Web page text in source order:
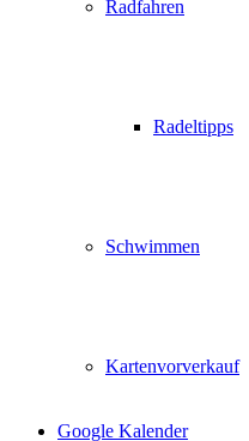
Radfahren
Radeltipps
Schwimmen
Kartenvorverkauf
Google Kalender